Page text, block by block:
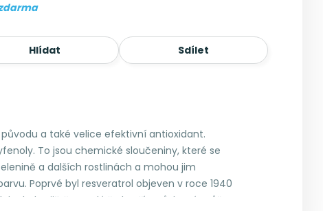
Hlídat Sdílet
a také velice efektivní antioxidant.
To jsou chemické sloučeniny, které se
a dalších rostlinách a mohou jim
Poprvé byl resveratrol objeven v roce 1940
byla zjištěna celá řada přínosů, které může